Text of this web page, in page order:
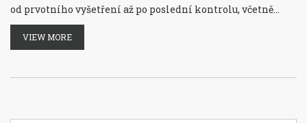
od prvotního vyšetření až po poslední kontrolu, včetně
informací o různých metodách a materiálech. Zjistíte,
jaké faktory ovlivňují cenovou dostupnost a další aspekty
chrup starat, aby vydržel co nejdéle.
VIEW MORE